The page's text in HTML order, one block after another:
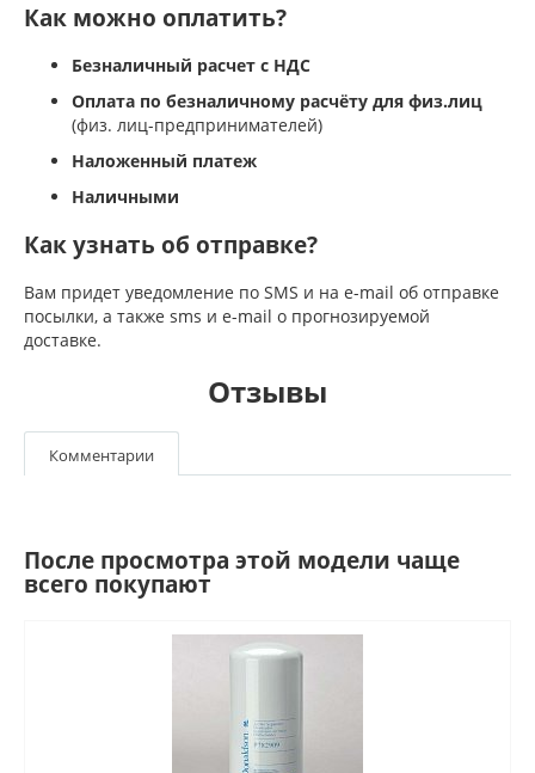
Как можно оплатить?
Безналичный расчет с НДС
Оплата по безналичному расчёту для физ.лиц
(физ. лиц-предпринимателей)
Наложенный платеж
Наличными
Как узнать об отправке?
Вам придет уведомление по SMS и на e-mail об отправке
посылки, а также sms и e-mail о прогнозируемой
доставке.
Отзывы
Комментарии
После просмотра этой модели чаще
всего покупают